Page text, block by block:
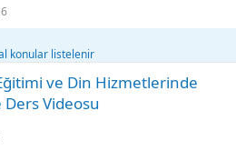
konular listelenir
ve Din Hizmetlerinde
Videosu